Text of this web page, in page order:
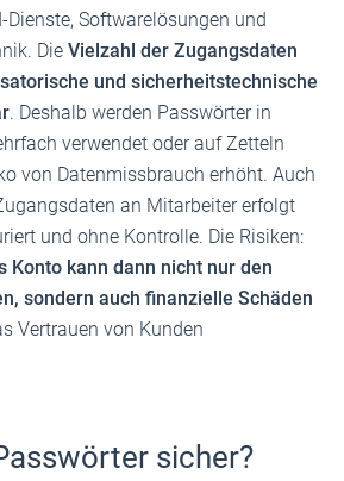
Dienste, Softwarelösungen und
Die Vielzahl der Zugangsdaten
und sicherheitstechnische
. Deshalb werden Passwörter in
verwendet oder auf Zetteln
von Datenmissbrauch erhöht. Auch
an Mitarbeiter erfolgt
und ohne Kontrolle. Die Risiken:
Konto kann dann nicht nur den
sondern auch finanzielle Schäden
Vertrauen von Kunden
sicher?